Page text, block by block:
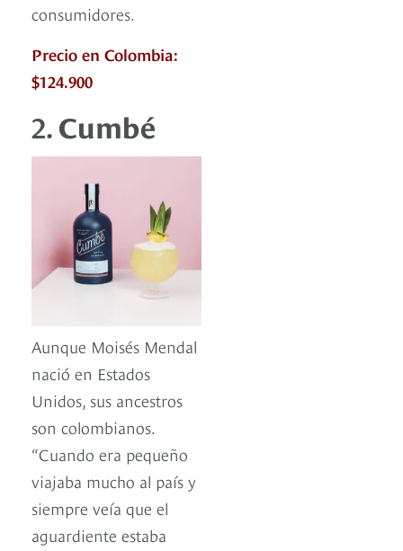
consumidores.
Precio en Colombia:
$124.900
2.Cumbé
Aunque Moisés Mendal
nació en Estados
Unidos, sus ancestros
son colombianos.
“Cuando era pequeño
viajaba mucho al país y
siempre veía que el
aguardiente estaba